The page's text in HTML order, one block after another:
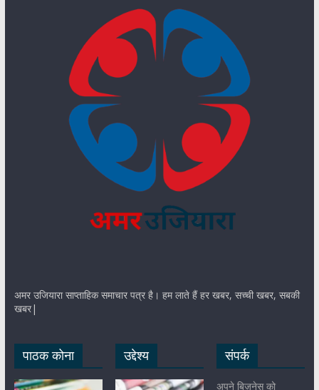
अमर उजियारा साप्ताहिक समाचार पत्र है। हम लाते हैं हर खबर, सच्ची खबर, सबकी
खबर|
पाठक कोना उद्देश्य संपर्क
अपने बिज़नेस को